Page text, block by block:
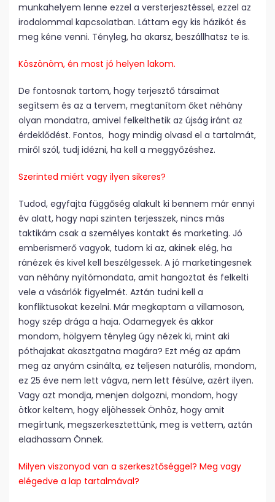
munkahelyem lenne ezzel a versterjesztéssel, ezzel az
irodalommal kapcsolatban. Láttam egy kis házikót és
meg kéne venni. Tényleg, ha akarsz, beszállhatsz te is.
Köszönöm, én most jó helyen lakom.
De fontosnak tartom, hogy terjesztő társaimat
segítsem és az a tervem, megtanítom őket néhány
olyan mondatra, amivel felkelthetik az újság iránt az
érdeklődést. Fontos, hogy mindig olvasd el a tartalmát,
miről szól, tudj idézni, ha kell a meggyőzéshez.
Szerinted miért vagy ilyen sikeres?
Tudod, egyfajta függőség alakult ki bennem már ennyi
év alatt, hogy napi szinten terjesszek, nincs más
taktikám csak a személyes kontakt és marketing. Jó
emberismerő vagyok, tudom ki az, akinek elég, ha
ránézek és kivel kell beszélgessek. A jó marketingesnek
van néhány nyitómondata, amit hangoztat és felkelti
vele a vásárlók figyelmét. Aztán tudni kell a
konfliktusokat kezelni. Már megkaptam a villamoson,
hogy szép drága a haja. Odamegyek és akkor
mondom, hölgyem tényleg úgy nézek ki, mint aki
póthajakat akasztgatna magára? Ezt még az apám
meg az anyám csinálta, ez teljesen naturális, mondom,
ez 25 éve nem lett vágva, nem lett fésülve, azért ilyen.
Vagy azt mondja, menjen dolgozni, mondom, hogy
ötkor keltem, hogy eljöhessek Önhöz, hogy amit
megírtunk, megszerkesztettünk, meg is vettem, aztán
eladhassam Önnek.
Milyen viszonyod van a szerkesztőséggel? Meg vagy
elégedve a lap tartalmával?